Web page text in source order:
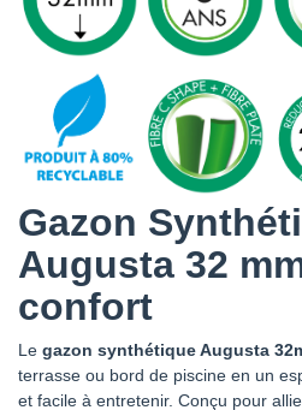
Gazon
Augusta 32
confort
Le gazon synthétique Augusta
terrasse ou bord de piscine en un
et facile à entretenir. Conçu pour